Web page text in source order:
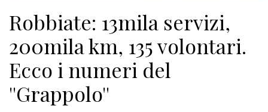
Associazioni
Meteo
CONTATTI
Robbiate: 13mila servizi,
200mila km, 135 volontari.
Ecco i numeri del
''Grappolo''